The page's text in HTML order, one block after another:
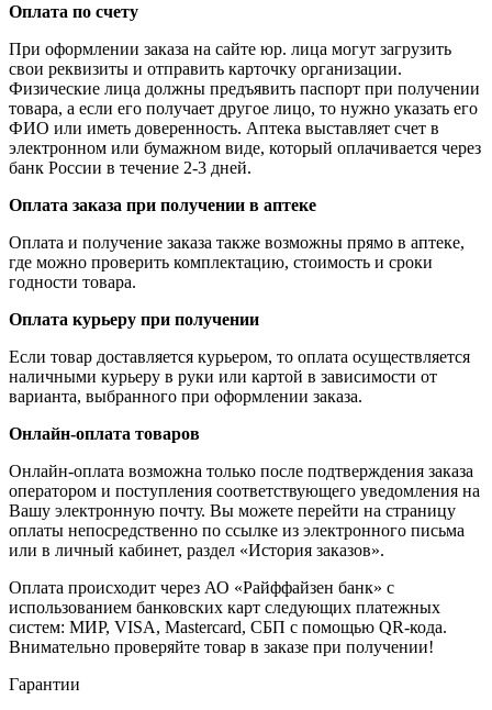
Оплата по счету
При оформлении заказа на сайте юр. лица могут загрузить
свои реквизиты и отправить карточку организации.
Физические лица должны предъявить паспорт при получении
товара, а если его получает другое лицо, то нужно указать его
ФИО или иметь доверенность. Аптека выставляет счет в
электронном или бумажном виде, который оплачивается через
банк России в течение 2-3 дней.
Оплата заказа при получении в аптеке
Оплата и получение заказа также возможны прямо в аптеке,
где можно проверить комплектацию, стоимость и сроки
годности товара.
Оплата курьеру при получении
Если товар доставляется курьером, то оплата осуществляется
наличными курьеру в руки или картой в зависимости от
варианта, выбранного при оформлении заказа.
Онлайн-оплата товаров
Онлайн-оплата возможна только после подтверждения заказа
оператором и поступления соответствующего уведомления на
Вашу электронную почту. Вы можете перейти на страницу
оплаты непосредственно по ссылке из электронного письма
или в личный кабинет, раздел «История заказов».
Оплата происходит через АО «Райффайзен банк» с
использованием банковских карт следующих платежных
систем: МИР, VISA, Mastercard, СБП с помощью QR-кода.
Внимательно проверяйте товар в заказе при получении!
Гарантии